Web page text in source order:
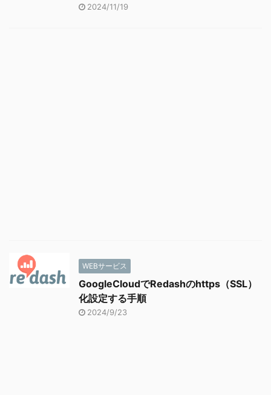
2024/11/19
WEBサービス
GoogleCloudでRedashのhttps（SSL）
化設定する手順
2024/9/23